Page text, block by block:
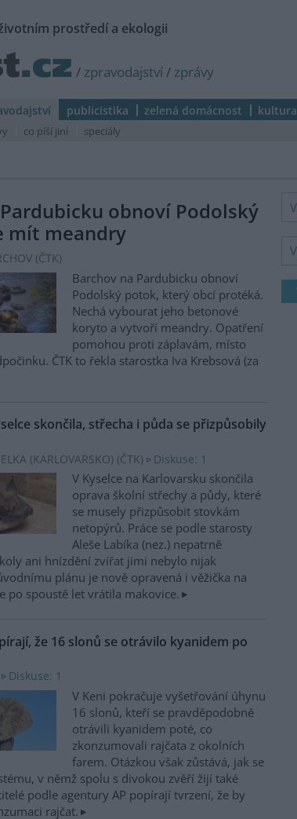
prostředí a ekologii
/ zpravodajství/ zprávy
publicistika zelená domácnost kultura
co píší jiní speciály
obnoví Podolský
mít meandry
(ČTK)
Barchov na Pardubicku obnoví
Podolský potok, který obcí protéká.
Nechá vybourat jeho betonové
koryto a vytvoří meandry. Opatření
pomohou proti záplavám, místo
ČTK to řekla starostka Iva Krebsová (za
skončila, střecha i půda se přizpůsobily
(KARLOVARSKO) (ČTK) Diskuse: 1
V Kyselce na Karlovarsku skončila
oprava školní střechy a půdy, které
se musely přizpůsobit stovkám
netopýrů. Práce se podle starosty
Aleše Labíka (nez.) nepatrně
ani hnízdění zvířat jimi nebylo nijak
plánu je nově opravená i věžička na
po spoustě let vrátila makovice.
že 16 slonů se otrávilo kyanidem po
Diskuse: 1
V Keni pokračuje vyšetřování úhynu
16 slonů, kteří se pravděpodobně
otrávili kyanidem poté, co
zkonzumovali rajčata z okolních
farem. Otázkou však zůstává, jak se
v němž spolu s divokou zvěří žijí také
podle agentury AP popírají tvrzení, že by
rajčat.